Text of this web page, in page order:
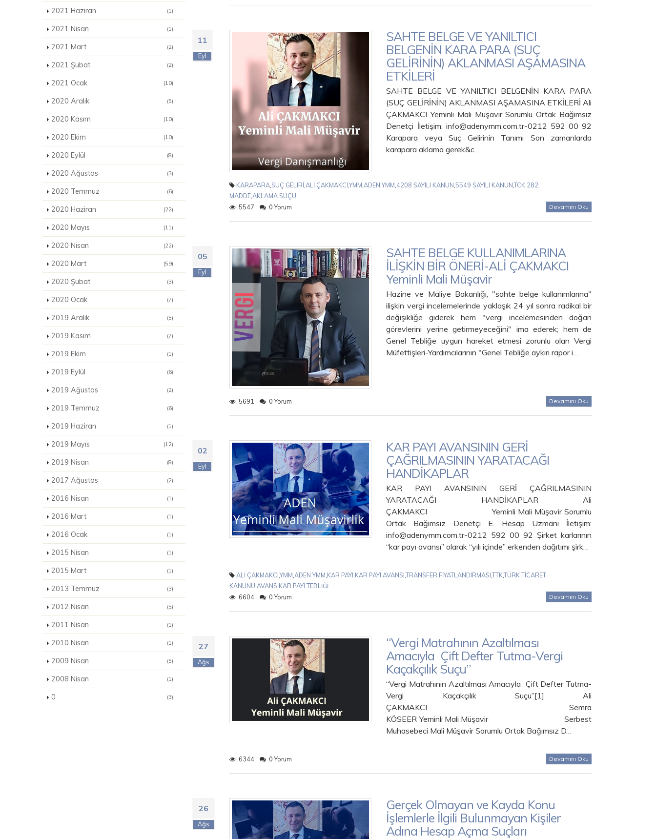
2021 Haziran (1)
2021 Nisan (1)
2021 Mart (2)
2021 Şubat (2)
2021 Ocak (10)
2020 Aralık (5)
2020 Kasım (10)
2020 Ekim (10)
2020 Eylül (8)
2020 Ağustos (3)
2020 Temmuz (6)
2020 Haziran (22)
2020 Mayıs (11)
2020 Nisan (22)
2020 Mart (59)
2020 Şubat (3)
2020 Ocak (7)
2019 Aralık (5)
2019 Kasım (7)
2019 Ekim (1)
2019 Eylül (6)
2019 Ağustos (2)
2019 Temmuz (6)
2019 Haziran (1)
2019 Mayıs (12)
2019 Nisan (8)
2017 Ağustos (2)
2016 Nisan (1)
2016 Mart (1)
2016 Ocak (1)
2015 Nisan (1)
2015 Mart (1)
2013 Temmuz (3)
2012 Nisan (5)
2011 Nisan (1)
2010 Nisan (1)
2009 Nisan (5)
2008 Nisan (1)
0 (3)
11
Eyl
SAHTE BELGE VE YANILTICI
BELGENİN KARA PARA (SUÇ
GELİRİNİN) AKLANMASI AŞAMASINA
ETKİLERİ
SAHTE BELGE VE YANILTICI BELGENİN KARA PARA
(SUÇ GELİRİNİN) AKLANMASI AŞAMASINA ETKİLERİ Ali
ÇAKMAKCI Yeminli Mali Müşavir Sorumlu Ortak Bağımsız
Denetçi İletişim: info@adenymm.com.tr-0212 592 00 92
Karapara veya Suç Gelirinin Tanımı Son zamanlarda
karapara aklama gerek&c…
KARAPARA, SUÇ GELİRİ,ALİ ÇAKMAKCI,YMM ADEN YMM 4208 SAYILI KANUN 5549 SAYILI KANUN,TCK 282.
MADDE,AKLAMA SUÇU
5547
0 Yorum Devamını Oku
05
Eyl
SAHTE BELGE KULLANIMLARINA
İLİŞKİN BİR ÖNERİ-ALİ ÇAKMAKCI
Yeminli Mali Müşavir
Hazine ve Maliye Bakanlığı, "sahte belge kullanımlarına"
ilişkin vergi incelemelerinde yaklaşık 24 yıl sonra radikal bir
değişikliğe giderek hem "vergi incelemesinden doğan
görevlerini yerine getirmeyeceğini" ima ederek; hem de
Genel Tebliğe uygun hareket etmesi zorunlu olan Vergi
Müfettişleri-Yardımcılarının "Genel Tebliğe aykırı rapor i…
5691 0 Yorum Devamını Oku
02
Eyl
KAR PAYI AVANSININ GERİ
ÇAĞRILMASININ YARATACAĞI
HANDİKAPLAR
KAR PAYI AVANSININ GERİ ÇAĞRILMASININ
YARATACAĞI HANDİKAPLAR Ali
ÇAKMAKCI Yeminli Mali Müşavir Sorumlu
Ortak Bağımsız Denetçi E. Hesap Uzmanı İletişim:
info@adenymm.com.tr-0212 592 00 92 Şirket karlarının
“kar payı avansı” olarak “yılı içinde” erkenden dağıtımı şirk…
ALİ ÇAKMAKCI,YMM ADEN YMM KAR PAYI KAR PAYI AVANSI,TRANSFER FİYATLANDIRMASI,TTK,TÜRK TİCARET
KANUNU AVANS KAR PAYI TEBLİĞİ
6604
0 Yorum Devamını Oku
27
Ağs
“Vergi Matrahının Azaltılması
Amacıyla Çift Defter Tutma-Vergi
Kaçakçılık Suçu”
“Vergi Matrahının Azaltılması Amacıyla Çift Defter Tutma-
Vergi Kaçakçılık Suçu”[1] Ali
ÇAKMAKCI Semra
KÖSEER Yeminli Mali Müşavir Serbest
Muhasebeci Mali Müşavir Sorumlu Ortak Bağımsız D…
6344 0 Yorum Devamını Oku
26
Ağs
Gerçek Olmayan ve Kayda Konu
İşlemlerle İlgili Bulunmayan Kişiler
Adına Hesap Açma Suçları